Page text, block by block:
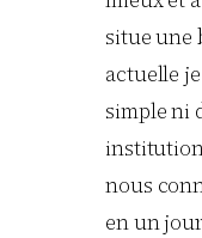
situe une
actuelle
simple ni
nous
en un